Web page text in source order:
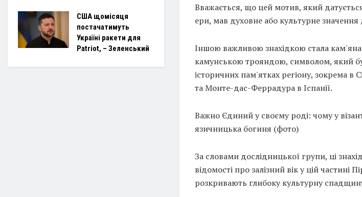
Вважається, що цей мотив, який
ери, мав духовне або культурне
Іншою важливою знахідкою стала
камунською трояндою, символом, який
історичних пам'ятках регіону, зокрема в
та Монте-дас-Феррадура в Іспанії.
Важно Єдиний у своєму роді: чому у
язичницька богиня (фото)
За словами дослідницької групи, ці
відомості про залізний вік у цій частині
розкривають глибоку культурну
США щомісяця
постачатимуть
Україні ракети для
Patriot, – Зеленський